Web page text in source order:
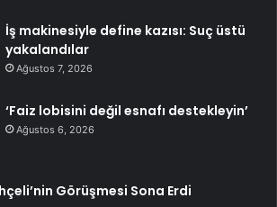
İş makinesiyle define kazısı: Suç üstü
yakalandılar
Ağustos 7, 2026
‘Faiz lobisini değil esnafı destekleyin’
Ağustos 6, 2026
Görüşmesi Sona Erdi